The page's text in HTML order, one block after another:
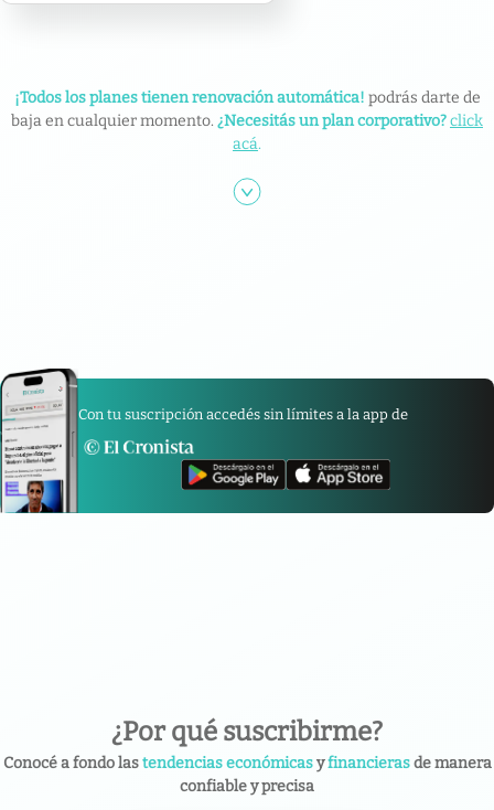
¡Todos los planes tienen renovación automática! podrás darte de
baja en cualquier momento. ¿Necesitás un plan corporativo?click
acá.
Con tu suscripción accedés sin límites a la app de
¿Por qué suscribirme?
Conocé a fondo lastendencias económicasyfinancierasde manera
confiable y precisa